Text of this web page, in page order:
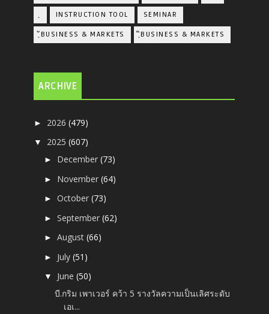
INSTRUCTION TOOL SEMINAR
ฺัBUSINESS & MARKETS ฺิBUSINESS & MARKETS
ARCHIVE
► 2026(479)
▼ 2025(607)
► December(73)
► November(64)
►October(73)
►September(62)
►August(66)
► July(51)
▼ June(50)
บี.กริม เพาเวอร์ คว้า 5 รางวัลความเป็นเลิศระดับ
เอเ...